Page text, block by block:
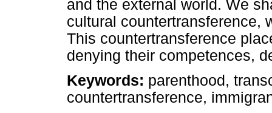
and the external world. We
cultural countertransference,
This countertransference
denying their competences,
Keywords: parenthood,
countertransference,